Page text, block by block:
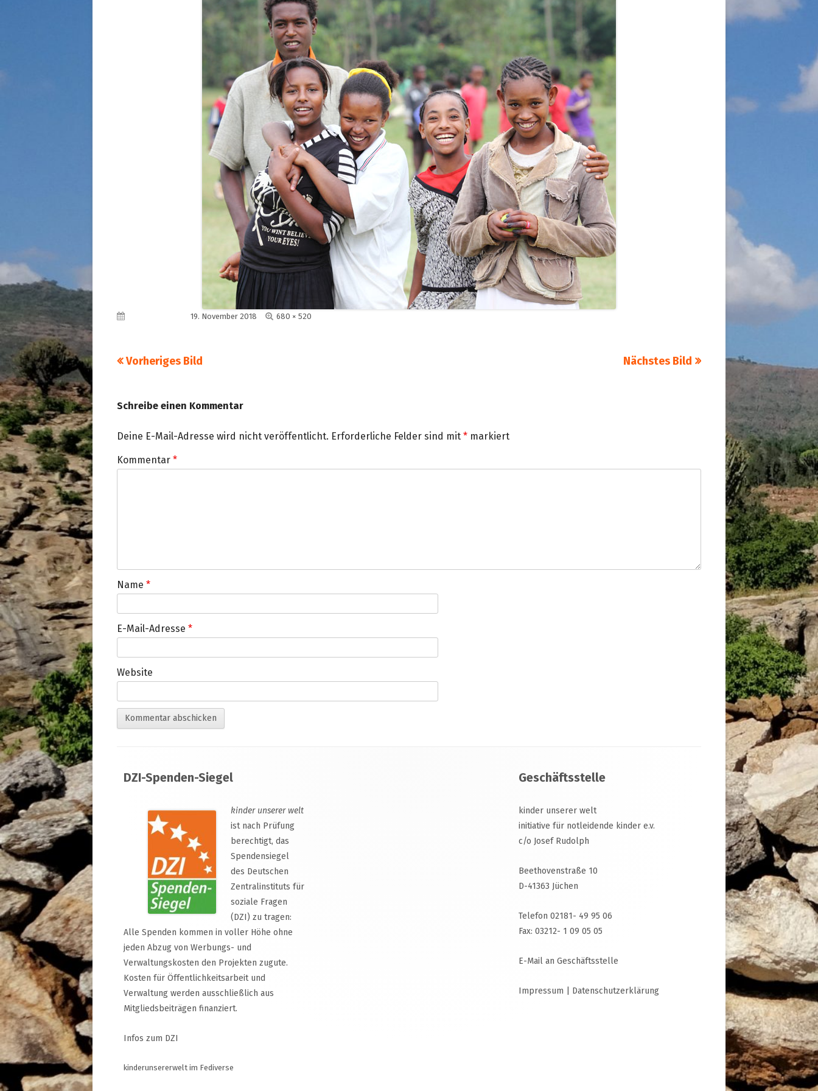
SÜDAFRIKA — PFLEGEEINRICHTUNG FÜR
SÜDAFRIKA — SCHUL- UND
FÖRDERZENTRUM
ABGESCHLOSSENE PROJEKTE
ÄTHIOPIEN – AUSBILDUNGSZENTRUM FÜR
MÜTTER IN NOT
MUTTER-KIND-KLINIK IN ENDASELASSIE
ÄTHIOPIEN — MEDIZINISCHE HILFE FÜR
MUTTER UND KIND
MEDIZINISCHE HILFE FÜR MÜTTER UND
KINDER – WIR BLEIBEN DRAN!
UNTERSTÜTZUNG FÜR SCHUL- UND
STRASSENKINDER
MENNA MULUGETA
VORSTAND UND ORGANISATION
SATZUNG UND LEITLINIEN
IMPRESSUM
DATENSCHUTZERKLÄRUNG
CHILDREN OF OUR WORLD – INITIATIVE
FOR CHILDREN IN MISERY
Veröffentlicht am19. November 2018
Volle
680 × 520
Vorheriges Bild Nächstes Bild
Schreibe einen Kommentar
Deine E-Mail-Adresse wird nicht veröffentlicht. Erforderliche Felder sind mit * markiert
Kommentar *
Name *
E-Mail-Adresse *
Website
Inhalt
DZI-Spenden-Siegel
kinder unserer welt
ist nach Prüfung
berechtigt, das
Spendensiegel
des Deutschen
Zentralinstituts für
soziale Fragen
(DZI) zu tragen:
Alle Spenden kommen in voller Höhe ohne
jeden Abzug von Werbungs- und
Verwaltungskosten den Projekten zugute.
Kosten für Öffentlichkeitsarbeit und
Verwaltung werden ausschließlich aus
Mitgliedsbeiträgen finanziert.
Infos zum DZI
kinderunsererwelt im Fediverse
Geschäftsstelle
kinder unserer welt
initiative für notleidende kinder e.v.
c/o Josef Rudolph
Beethovenstraße 10
D-41363 Jüchen
Telefon 02181- 49 95 06
Fax: 03212- 1 09 05 05
E-Mail an Geschäftsstelle
Impressum Datenschutzerklärung